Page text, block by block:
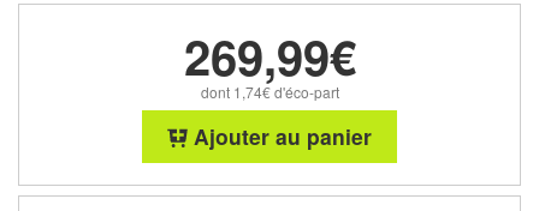
269,99€
dont 1,74€ d'éco-part
Ajouter au panier